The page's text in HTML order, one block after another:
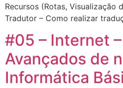
Recursos (Rotas,
Tradutor – Como realizar
#05 – Internet
Avançados de
Informática